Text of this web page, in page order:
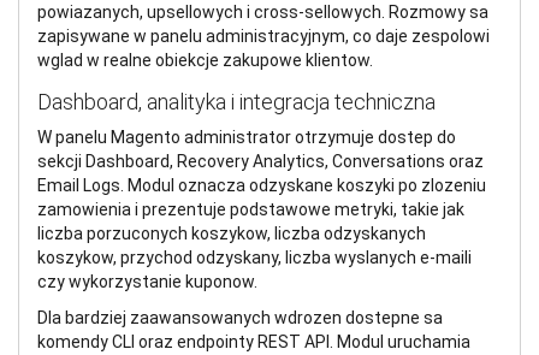
powiazanych, upsellowych i cross-sellowych. Rozmowy sa
zapisywane w panelu administracyjnym, co daje zespolowi
wglad w realne obiekcje zakupowe klientow.
Dashboard, analityka i integracja techniczna
W panelu Magento administrator otrzymuje dostep do
sekcji Dashboard, Recovery Analytics, Conversations oraz
Email Logs. Modul oznacza odzyskane koszyki po zlozeniu
zamowienia i prezentuje podstawowe metryki, takie jak
liczba porzuconych koszykow, liczba odzyskanych
koszykow, przychod odzyskany, liczba wyslanych e-maili
czy wykorzystanie kuponow.
Dla bardziej zaawansowanych wdrozen dostepne sa
komendy CLI oraz endpointy REST API. Modul uruchamia